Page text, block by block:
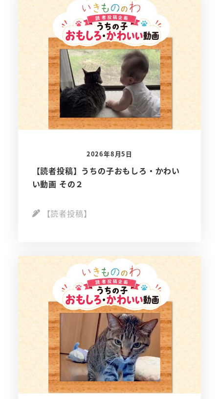
2026年8月5日
【読者投稿】うちの子おもしろ・かわい
い動画 その２
【読者投稿】